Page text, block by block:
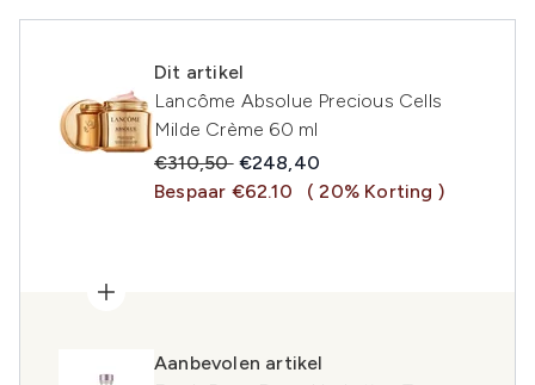
Dit artikel
Lancôme Absolue Precious Cells
Milde Crème 60 ml
Recommended Retail Price:
€310,50 Huidige prijs:
€248,40
Bespaar €62.10
( 20% Korting )
Aanbevolen artikel